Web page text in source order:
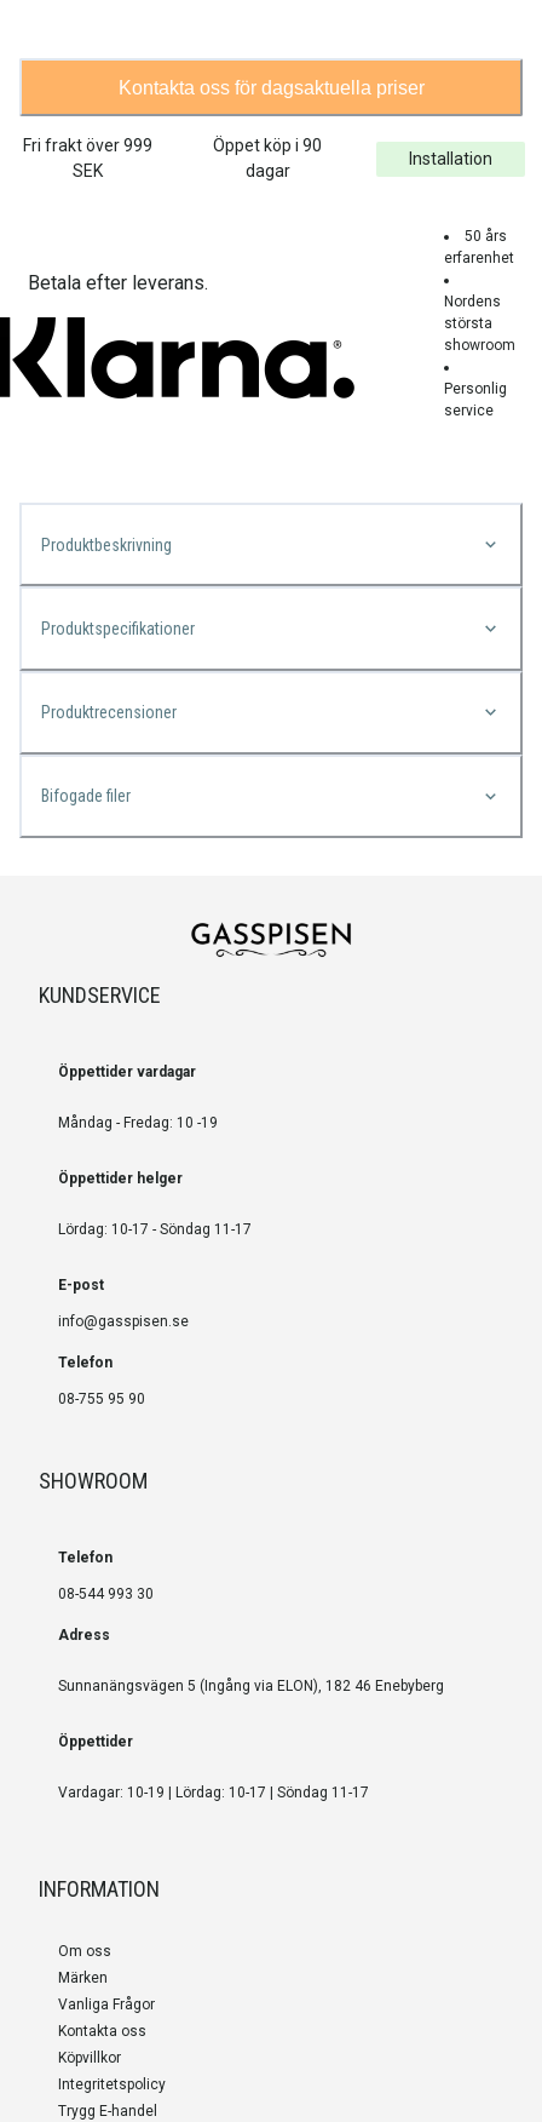
Kontakta oss för dagsaktuella priser
Fri frakt över999
SEK
Öppet köp i 90
dagar
Installation
Betala efter leverans.
50 års
erfarenhet
Nordens
största
showroom
Personlig
service
Produktbeskrivning
Produktspecifikationer
Produktrecensioner
Bifogade filer
KUNDSERVICE
Öppettider vardagar
Måndag - Fredag: 10 -19
Öppettider helger
Lördag: 10-17 - Söndag 11-17
E-post
info@gasspisen.se
Telefon
08-755 95 90
SHOWROOM
Telefon
08-544 993 30
Adress
Sunnanängsvägen 5 (Ingång via ELON), 182 46 Enebyberg
Öppettider
Vardagar: 10-19 | Lördag: 10-17 | Söndag 11-17
INFORMATION
Om oss
Märken
Vanliga Frågor
Kontakta oss
Köpvillkor
Integritetspolicy
Trygg E-handel